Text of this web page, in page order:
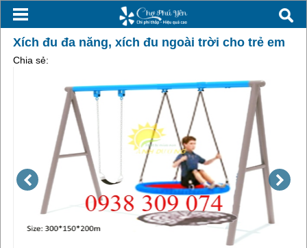
Xích đu đa năng, xích đu ngoài trời cho trẻ em
Chia sẻ: